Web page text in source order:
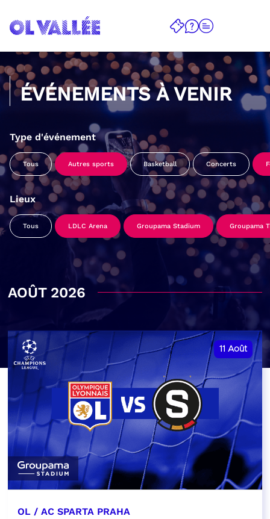
ÉVÉNEMENTS À VENIR
Type d'événement
Tous Autres sports Basketball Concerts
Lieux
Tous LDLC Arena Groupama Stadium Groupama
AOÛT 2026
11 Août
OL / AC SPARTA PRAHA